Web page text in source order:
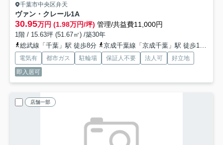
千葉市中央区弁天
ヴァン・クレール1A
30.95万円 (1.98万円/坪) 管理/共益費11,000円
1階 / 15.63坪 (51.67㎡) /築30年
総武線「千葉」駅 徒歩8分
京成千葉線「京成千葉」駅 徒歩10分
電気有 都市ガス 駐輪場 保証人不要 法人可
好立地
即入居可
店舗一部